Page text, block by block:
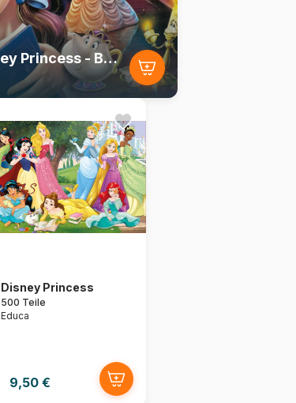
Disney Princess - Beauty and the Beast
Disney Princess
500 Teile
Educa
9,50 €